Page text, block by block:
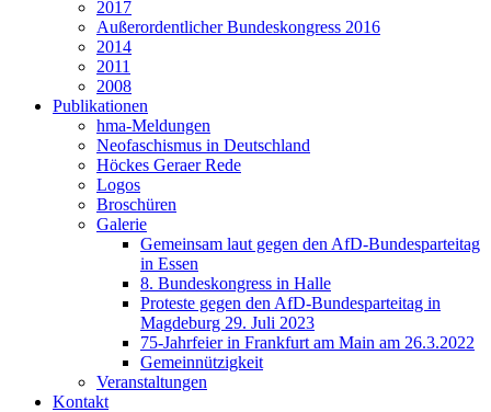
2017
Außerordentlicher Bundeskongress 2016
2014
2011
2008
Publikationen
hma-Meldungen
Neofaschismus in Deutschland
Höckes Geraer Rede
Logos
Broschüren
Galerie
Gemeinsam laut gegen den AfD-Bundesparteitag
in Essen
8. Bundeskongress in Halle
Proteste gegen den AfD-Bundesparteitag in
Magdeburg 29. Juli 2023
75-Jahrfeier in Frankfurt am Main am 26.3.2022
Gemeinnützigkeit
Veranstaltungen
Kontakt